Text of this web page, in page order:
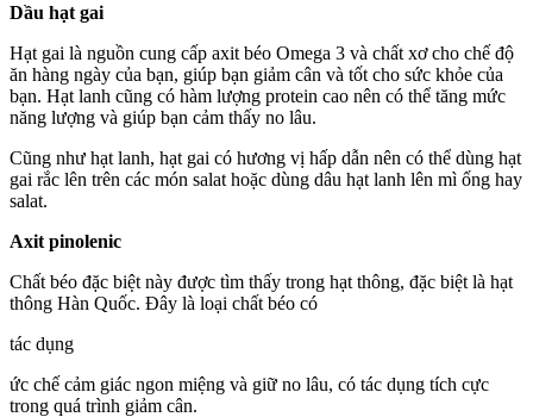
Dầu hạt gai
Hạt gai là nguồn cung cấp axit béo Omega 3 và chất xơ cho chế độ
ăn hàng ngày của bạn, giúp bạn giảm cân và tốt cho sức khỏe của
bạn. Hạt lanh cũng có hàm lượng protein cao nên có thể tăng mức
năng lượng và giúp bạn cảm thấy no lâu.
Cũng như hạt lanh, hạt gai có hương vị hấp dẫn nên có thể dùng hạt
gai rắc lên trên các món salat hoặc dùng dâu hạt lanh lên mì ống hay
salat.
Axit pinolenic
Chất béo đặc biệt này được tìm thấy trong hạt thông, đặc biệt là hạt
thông Hàn Quốc. Đây là loại chất béo có
tác dụng
ức chế cảm giác ngon miệng và giữ no lâu, có tác dụng tích cực
trong quá trình giảm cân.